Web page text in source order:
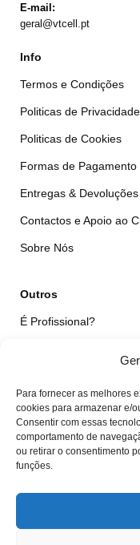
Para fornecer as melhores
cookies para armazenar e/
Consentir com essas
comportamento de
ou retirar o consentimento
funções.
E-mail:
geral@vtcell.pt
Info
Termos e Condições
Politicas de Privacidade
Politicas de Cookies
Formas de Pagamento
Entregas & Devoluções
Contactos e Apoio ao
Sobre Nós
Outros
É Profissional?
Qualidade das Peças
Minha Conta